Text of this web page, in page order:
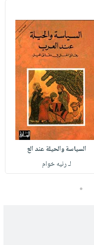
السياسة والحيلة عند الع
لـ رنيه خوام
5